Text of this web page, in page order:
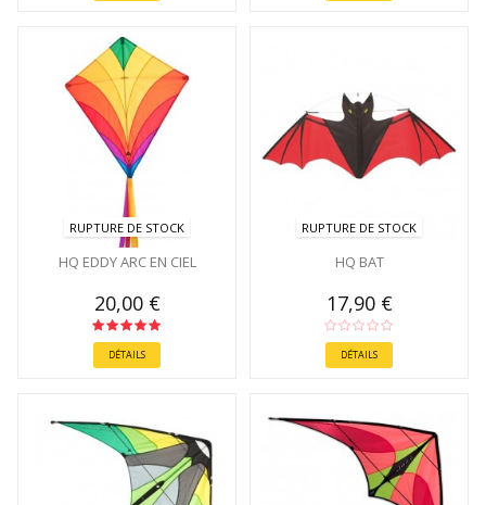
RUPTURE DE STOCK
HQ EDDY ARC EN CIEL
20,00 €
DÉTAILS
RUPTURE DE STOCK
HQ BAT
17,90 €
DÉTAILS